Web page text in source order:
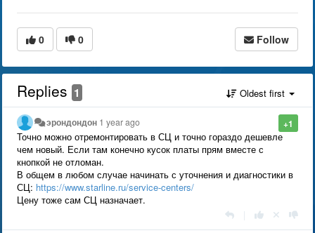
0 0 Follow
Replies 1 Oldest first
+1
эрондондон 1 year ago
Точно можно отремонтировать в СЦ и точно гораздо дешевле
чем новый. Если там конечно кусок платы прям вместе с
кнопкой не отломан.
В общем в любом случае начинать с уточнения и диагностики в
СЦ: https://www.starline.ru/service-centers/
Цену тоже сам СЦ назначает.